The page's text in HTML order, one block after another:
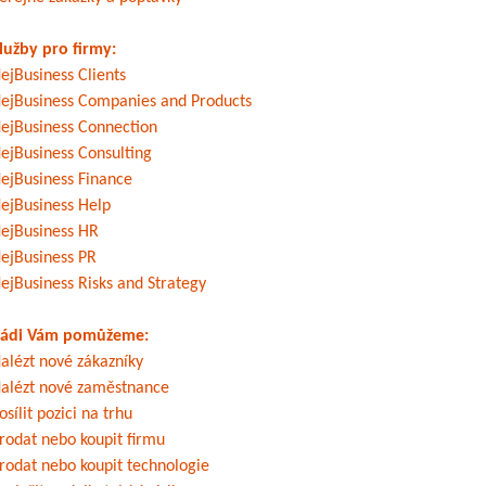
pro firmy:
Clients
Companies and Products
Connection
Consulting
Finance
Help
HR
PR
Risks and Strategy
Vám pomůžeme:
nové zákazníky
nové zaměstnance
pozici na trhu
nebo koupit firmu
nebo koupit technologie